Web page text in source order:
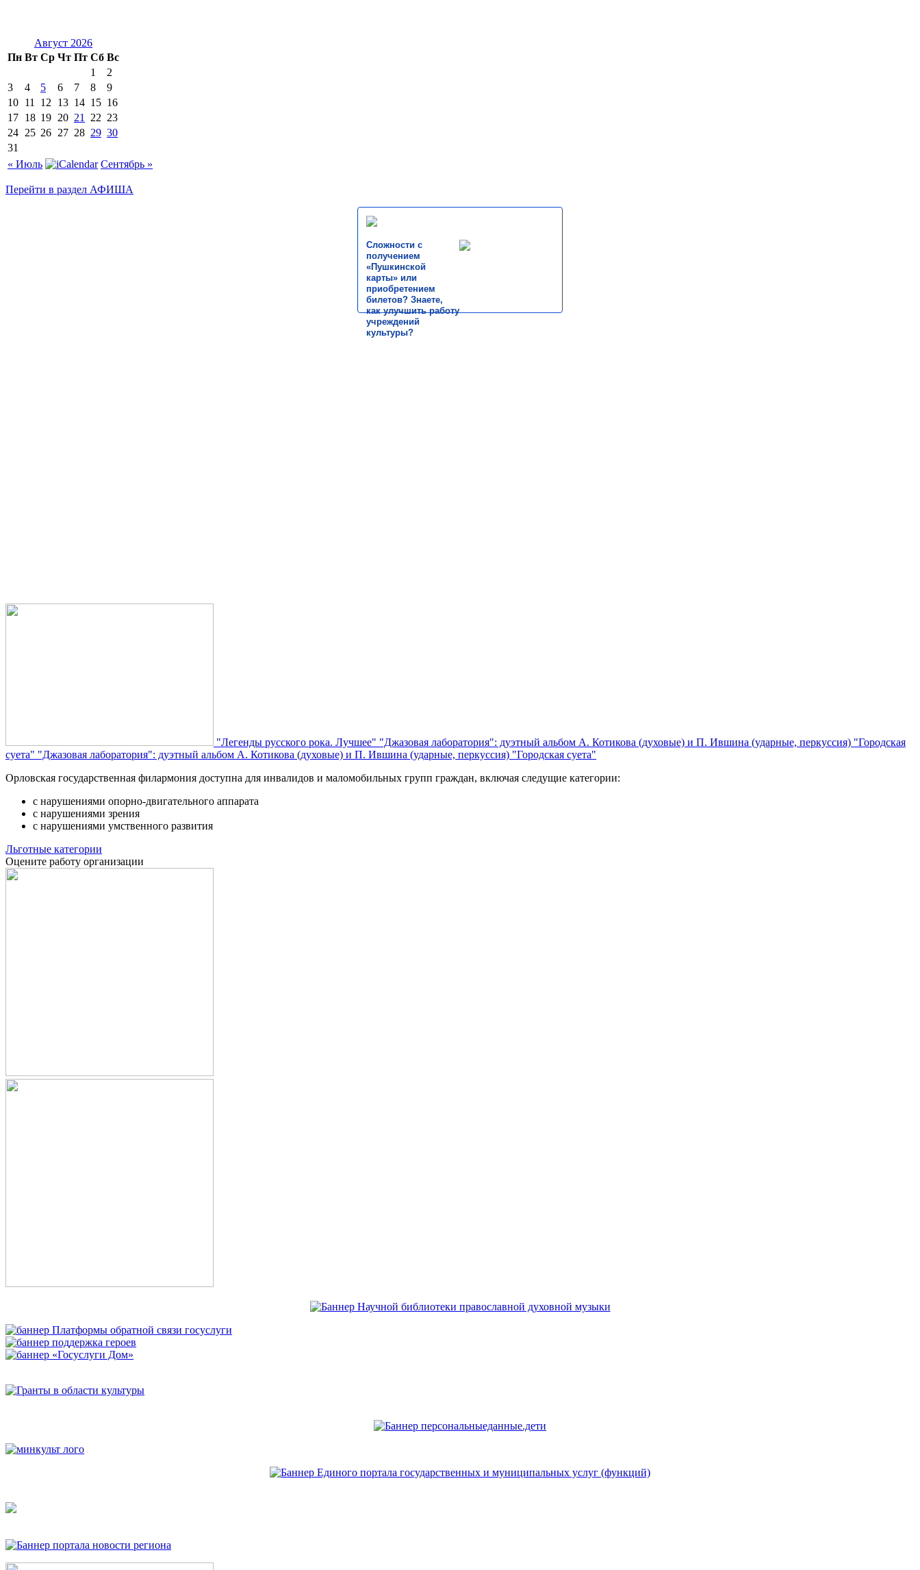
Август 2026
Пн Вт Ср Чт Пт Сб Вс
1
2
3
4 5 6 7 8
9
10 11 12 13 14 15 16
17 18 19 20 21 22 23
24 25 26 27 28 29 30
31
« Июль
Сентябрь »
Перейти в раздел АФИША
Сложности с
получением
«Пушкинской
карты» или
приобретением
билетов? Знаете,
как улучшить работу
учреждений
культуры?
"Легенды русского рока. Лучшее" "Джазовая лаборатория": дуэтный альбом А. Котикова (духовые) и П. Ившина (ударные, перкуссия) "Городская
суета" "Джазовая лаборатория": дуэтный альбом А. Котикова (духовые) и П. Ившина (ударные, перкуссия) "Городская суета"
Орловская государственная филармония доступна для инвалидов и маломобильных групп граждан, включая следущие категории:
с нарушениями опорно-двигательного аппарата
с нарушениями зрения
с нарушениями умственного развития
Льготные категории
Оцените работу организации